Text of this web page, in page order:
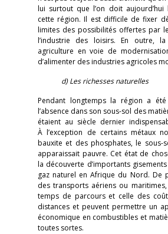
lui surtout que l’on doit aujourd’hui
cette région. Il est difficile de fixer
limites des possibilités offertes par
l’industrie des loisirs. En outre, la
agriculture en voie de
d’alimenter des industries agricoles
d)Les richesses naturelles
Pendant longtemps la région a
l’absence dans son sous-sol des
étaient au siècle dernier
À l’exception de certains métaux
bauxite et des phosphates, le sous-
apparaissait pauvre. Cet état de
la découverte d’importants
gaz naturel en Afrique du Nord. De
des transports aériens ou
temps de parcours et celle des
distances et peuvent permettre un
économique en combustibles et
toutes sortes.